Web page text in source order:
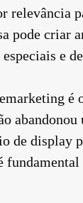
relevância
pode criar
e
de display